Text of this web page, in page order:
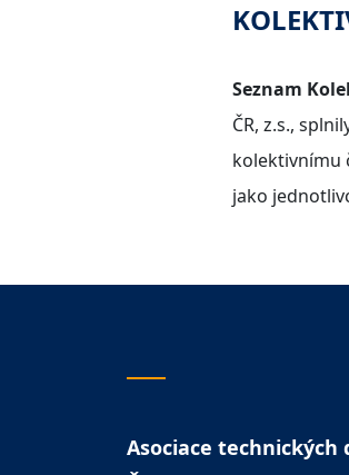
Seznam
ČR, z.s.,
kolektivnímu
jako
Asociace technických